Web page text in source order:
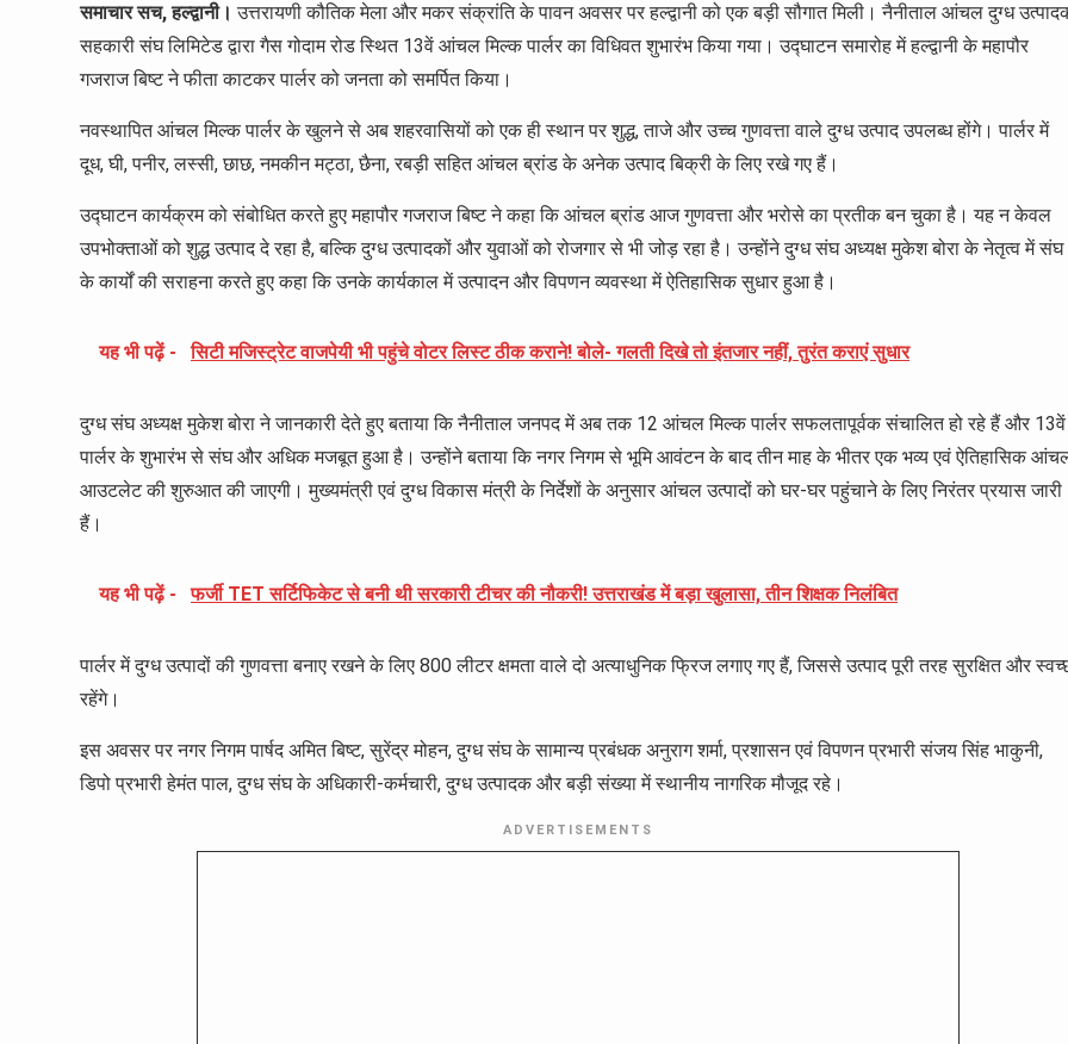
समाचार सच, हल्द्वानी। उत्तरायणी कौतिक मेला और मकर संक्रांति के पावन अवसर पर हल्द्वानी को एक बड़ी सौगात मिली। नैनीताल आंचल दुग्ध
सहकारी संघ लिमिटेड द्वारा गैस गोदाम रोड स्थित 13वें आंचल मिल्क पार्लर का विधिवत शुभारंभ किया गया। उद्घाटन समारोह में हल्द्वानी के महापौर
गजराज बिष्ट ने फीता काटकर पार्लर को जनता को समर्पित किया।
नवस्थापित आंचल मिल्क पार्लर के खुलने से अब शहरवासियों को एक ही स्थान पर शुद्ध, ताजे और उच्च गुणवत्ता वाले दुग्ध उत्पाद उपलब्ध होंगे। पार्लर में
दूध, घी, पनीर, लस्सी, छाछ, नमकीन मट्ठा, छैना, रबड़ी सहित आंचल ब्रांड के अनेक उत्पाद बिक्री के लिए रखे गए हैं।
उद्घाटन कार्यक्रम को संबोधित करते हुए महापौर गजराज बिष्ट ने कहा कि आंचल ब्रांड आज गुणवत्ता और भरोसे का प्रतीक बन चुका है। यह न केवल
उपभोक्ताओं को शुद्ध उत्पाद दे रहा है, बल्कि दुग्ध उत्पादकों और युवाओं को रोजगार से भी जोड़ रहा है। उन्होंने दुग्ध संघ अध्यक्ष मुकेश बोरा के नेतृत्व में संघ
के कार्यों की सराहना करते हुए कहा कि उनके कार्यकाल में उत्पादन और विपणन व्यवस्था में ऐतिहासिक सुधार हुआ है।
यह भी पढ़ें - सिटी मजिस्ट्रेट वाजपेयी भी पहुंचे वोटर लिस्ट ठीक कराने! बोले- गलती दिखे तो इंतजार नहीं, तुरंत कराएं सुधार
दुग्ध संघ अध्यक्ष मुकेश बोरा ने जानकारी देते हुए बताया कि नैनीताल जनपद में अब तक 12 आंचल मिल्क पार्लर सफलतापूर्वक संचालित हो रहे हैं और 13वें
पार्लर के शुभारंभ से संघ और अधिक मजबूत हुआ है। उन्होंने बताया कि नगर निगम से भूमि आवंटन के बाद तीन माह के भीतर एक भव्य एवं ऐतिहासिक
आउटलेट की शुरुआत की जाएगी। मुख्यमंत्री एवं दुग्ध विकास मंत्री के निर्देशों के अनुसार आंचल उत्पादों को घर-घर पहुंचाने के लिए निरंतर प्रयास जारी
हैं।
यह भी पढ़ें - फर्जी TET सर्टिफिकेट से बनी थी सरकारी टीचर की नौकरी! उत्तराखंड में बड़ा खुलासा, तीन शिक्षक निलंबित
पार्लर में दुग्ध उत्पादों की गुणवत्ता बनाए रखने के लिए 800 लीटर क्षमता वाले दो अत्याधुनिक फ्रिज लगाए गए हैं, जिससे उत्पाद पूरी तरह सुरक्षित और
रहेंगे।
इस अवसर पर नगर निगम पार्षद अमित बिष्ट, सुरेंद्र मोहन, दुग्ध संघ के सामान्य प्रबंधक अनुराग शर्मा, प्रशासन एवं विपणन प्रभारी संजय सिंह भाकुनी,
डिपो प्रभारी हेमंत पाल, दुग्ध संघ के अधिकारी-कर्मचारी, दुग्ध उत्पादक और बड़ी संख्या में स्थानीय नागरिक मौजूद रहे।
ADVERTISEMENTS